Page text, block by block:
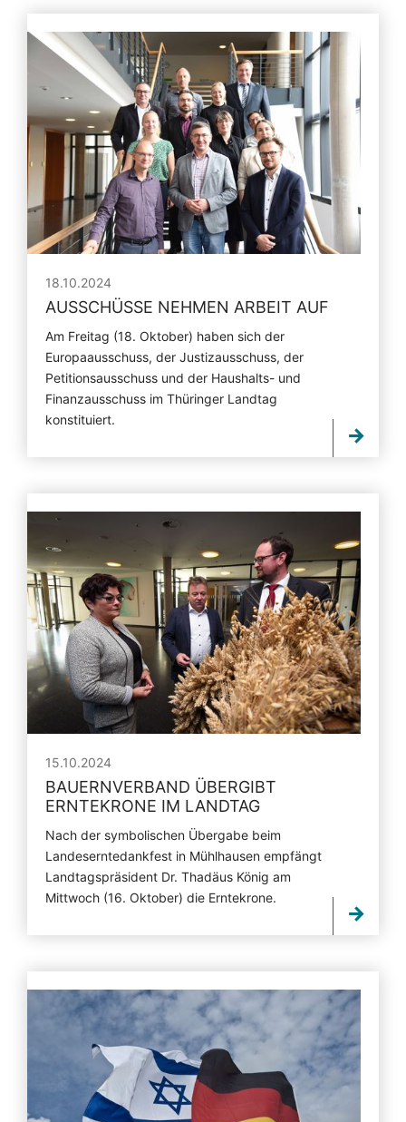
18.10.2024
AUSSCHÜSSE NEHMEN ARBEIT AUF
Am Freitag (18. Oktober) haben sich der
Europaausschuss, der Justizausschuss, der
Petitionsausschuss und der Haushalts- und
Finanzausschuss im Thüringer Landtag
konstituiert.
15.10.2024
BAUERNVERBAND ÜBERGIBT
ERNTEKRONE IM LANDTAG
Nach der symbolischen Übergabe beim
Landeserntedankfest in Mühlhausen empfängt
Landtagspräsident Dr. Thadäus König am
Mittwoch (16. Oktober) die Erntekrone.